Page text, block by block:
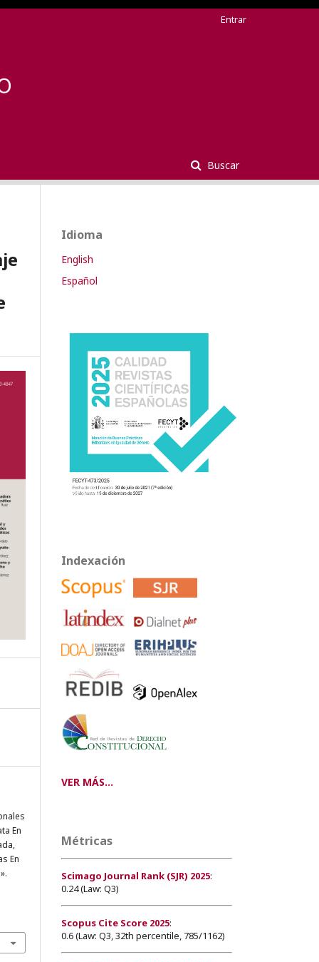
Buscar
Entrar
En
En
Idioma
English
Español
Indexación
VER MÁS...
Métricas
Scimago Journal Rank (SJR) 2025:
0.24 (Law: Q3)
Scopus Cite Score 2025:
0.6 (Law: Q3, 32th percentile, 785/1162)